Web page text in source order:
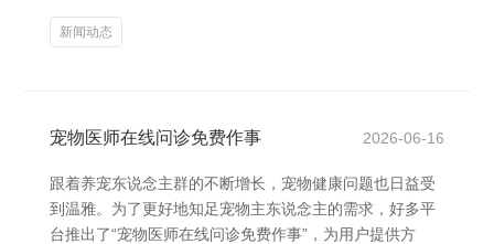
新闻动态
宠物医师在线问诊免费作事 2026-06-16
跟着养宠东说念主群的不断增长，宠物健康问题也日益受
到温雅。为了更好地知足宠物主东说念主的需求，好多平
台推出了“宠物医师在线问诊免费作事”，为用户提供方